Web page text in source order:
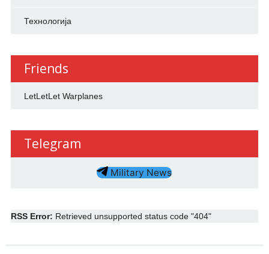
Технологија
Friends
LetLetLet Warplanes
Telegram
Military News
RSS Error: Retrieved unsupported status code "404"